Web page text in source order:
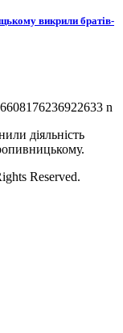
викрили братів-
діяльність
Reserved.